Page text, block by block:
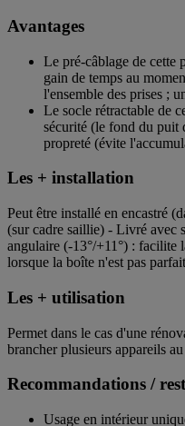
Avantages
Le pré-câblage de cette
gain de temps au
l'ensemble des prises ;
Le socle rétractable de
sécurité (le fond du puit
propreté (évite
Les + installation
Peut être installé en encastré
(sur cadre saillie) - Livré avec
angulaire (-13°/+11°) : facilite
lorsque la boîte n'est pas
Les + utilisation
Permet dans le cas d'une
brancher plusieurs appareils
Recommandations /
Usage en intérieur